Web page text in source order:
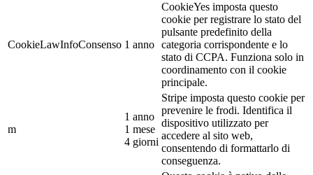
CookieLawInfoConsenso 1 anno
CookieYes imposta questo
cookie per registrare lo stato del
pulsante predefinito della
categoria corrispondente e lo
stato di CCPA. Funziona solo in
coordinamento con il cookie
principale.
m
1 anno
1 mese
4 giorni
Stripe imposta questo cookie per
prevenire le frodi. Identifica il
dispositivo utilizzato per
accedere al sito web,
consentendo di formattarlo di
conseguenza.